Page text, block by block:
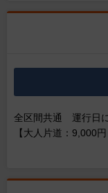
全区間共通 運行日
【大人片道：9,000円